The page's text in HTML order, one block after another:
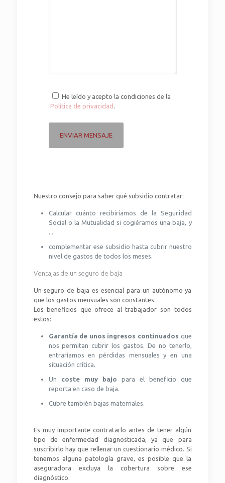
He leído y acepto la condiciones de la
Política de privacidad .
Nuestro consejo para saber qué subsidio contratar:
Calcular cuánto recibiríamos de la Seguridad
Social o la Mutualidad si cogiéramos una baja, y
...
complementar ese subsidio hasta cubrir nuestro
nivel de gastos de todos los meses.
Ventajas de un seguro de baja
Un seguro de baja es esencial para un autónomo ya
que los gastos mensuales son constantes.
Los beneficios que ofrece al trabajador son todos
estos:
Garantía de unos ingresos continuados que
nos permitan cubrir los gastos. De no tenerlo,
entraríamos en pérdidas mensuales y en una
situación crítica.
Un coste muy bajo para el beneficio que
reporta en caso de baja.
Cubre también bajas maternales.
Es muy importante contratarlo antes de tener algún
tipo de enfermedad diagnosticada, ya que para
suscribirlo hay que rellenar un cuestionario médico. Si
tenemos alguna patología grave, es posible que la
aseguradora excluya la cobertura sobre ese
diagnóstico.